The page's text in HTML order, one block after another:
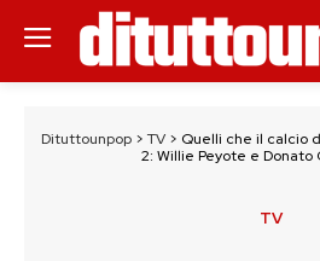
Dituttounpop> TV> Quelli che il calcio
2: Willie Peyote e Donato
TV